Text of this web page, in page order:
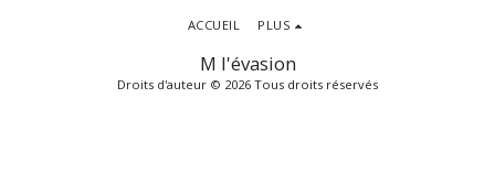
M l'évasion
Droits d'auteur © 2026 Tous droits réservés
ACCUEIL PLUS